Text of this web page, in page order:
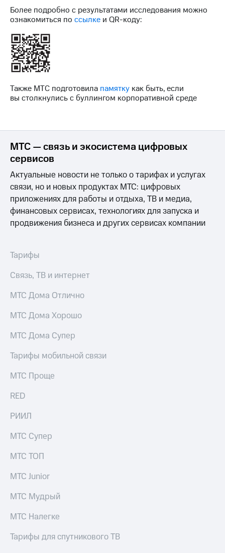
Контроль
и
аудит
Рынок
акций
Описание
приобретения
Порядок
Дивиденды
облигаций
Еврооблигации-2023
Уведомление
о
погашении
именных
облигаций
Контакты
развитие
деловая этика
На главную
Более подробно с результатами исследования можно
ознакомиться по ссылке и QR-коду:
Также МТС подготовила памятку как быть, если
вы столкнулись с буллингом корпоративной среде
МТС — связь и экосистема цифровых
сервисов
Актуальные новости не только о тарифах и услугах
связи, но и новых продуктах МТС: цифровых
приложениях для работы и отдыха, ТВ и медиа,
финансовых сервисах, технологиях для запуска и
продвижения бизнеса и других сервисах компании
Тарифы
Связь, ТВ и интернет
МТС Дома Отлично
МТС Дома Хорошо
МТС Дома Супер
Тарифы мобильной связи
МТС Проще
RED
РИИЛ
МТС Супер
МТС ТОП
МТС Junior
МТС Мудрый
МТС Налегке
Тарифы для спутникового ТВ